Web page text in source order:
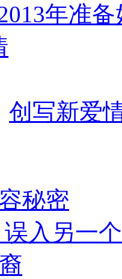
年准
创写新爱
秘密
入另一